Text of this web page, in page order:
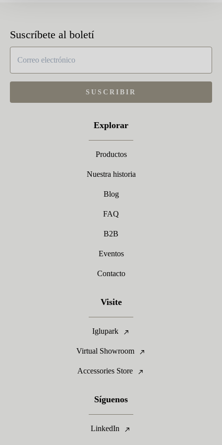
Suscríbete al boletí
SUSCRIBIR
Explorar
Productos
Nuestra historia
Blog
FAQ
B2B
Eventos
Contacto
Visite
Iglupark
Virtual Showroom
Accessories Store
Síguenos
LinkedIn